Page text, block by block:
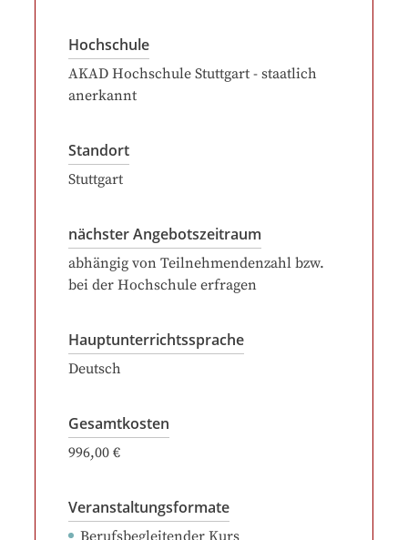
Hochschule
AKAD Hochschule Stuttgart - staatlich
anerkannt
Standort
Stuttgart
nächster Angebotszeitraum
abhängig von Teilnehmendenzahl bzw.
bei der Hochschule erfragen
Hauptunterrichtssprache
Deutsch
Gesamtkosten
996,00 €
Veranstaltungsformate
Berufsbegleitender Kurs